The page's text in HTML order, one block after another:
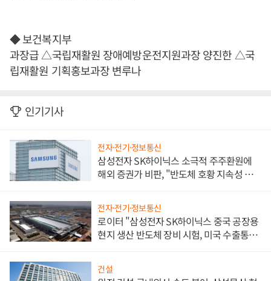
◆ 보건복지부
과장급 △국립재활원 장애예방운전지원과장 양진한 △국
립재활원 기획홍보과장 변루나
인기기사
전자·전기·정보통신
삼성전자 SK하이닉스 소극적 주주환원에
해외 증권가 비판, "반도체 호황 지속성 의
전자·전기·정보통신
로이터 "삼성전자 SK하이닉스 중국 공장용
현지 생산 반도체 장비 시험, 미국 수출통제
건설